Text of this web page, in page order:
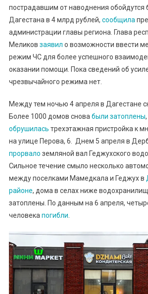
пострадавшим от наводнения
Дагестана в 4 млрд рублей, сообщила
администрации главы региона. Глава
Меликов заявил о возможности ввести
режим ЧС для более успешного
оказании помощи. Пока сведений об
чрезвычайного режима нет.
Между тем ночью 4 апреля в Дагестане
Более 1000 домов снова были затоплены
обрушилась трехэтажная пристройка к
на улице Перова, 6. Днем 5 апреля в
прорвало земляной вал Геджухского
Сильное течение смыло несколько
между поселками Мамедкала и Геджух в
районе, дома в селах ниже
затоплены. По данным на 6 апреля,
человека погибли